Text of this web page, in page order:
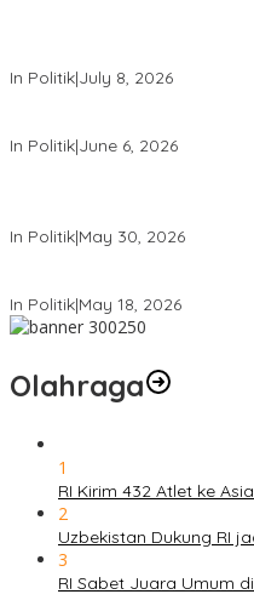
In Politik|July 8, 2026
In Politik|June 6, 2026
In Politik|May 30, 2026
In Politik|May 18, 2026
Olahraga
1
RI Kirim 432 Atlet ke
2
Uzbekistan Dukung RI
3
RI Sabet Juara Umum